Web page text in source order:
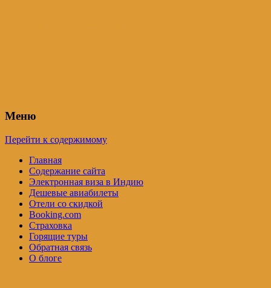
Меню
Перейти к содержимому
Главная
Содержание сайта
Электронная виза в Индию
Дешевые авиабилеты
Отели со скидкой
Booking.com
Страховка
Горящие туры
Обратная связь
О блоге